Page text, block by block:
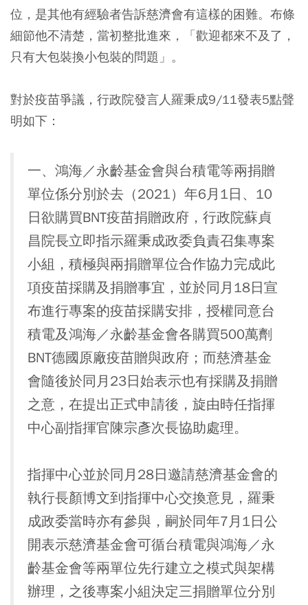
位，是其他有經驗者告訴慈濟會有這樣的困難。布條
細節他不清楚，當初整批進來，「歡迎都來不及了，
只有大包裝換小包裝的問題」。
對於疫苗爭議，行政院發言人羅秉成9/11發表5點聲
明如下：
一、鴻海／永齡基金會與台積電等兩捐贈
單位係分別於去（2021）年6月1日、10
日欲購買BNT疫苗捐贈政府，行政院蘇貞
昌院長立即指示羅秉成政委負責召集專案
小組，積極與兩捐贈單位合作協力完成此
項疫苗採購及捐贈事宜，並於同月18日宣
布進行專案的疫苗採購安排，授權同意台
積電及鴻海／永齡基金會各購買500萬劑
BNT德國原廠疫苗贈與政府；而慈濟基金
會隨後於同月23日始表示也有採購及捐贈
之意，在提出正式申請後，旋由時任指揮
中心副指揮官陳宗彥次長協助處理。
指揮中心並於同月28日邀請慈濟基金會的
執行長顏博文到指揮中心交換意見，羅秉
成政委當時亦有參與，嗣於同年7月1日公
開表示慈濟基金會可循台積電與鴻海／永
齡基金會等兩單位先行建立之模式與架構
辦理，之後專案小組決定三捐贈單位分別